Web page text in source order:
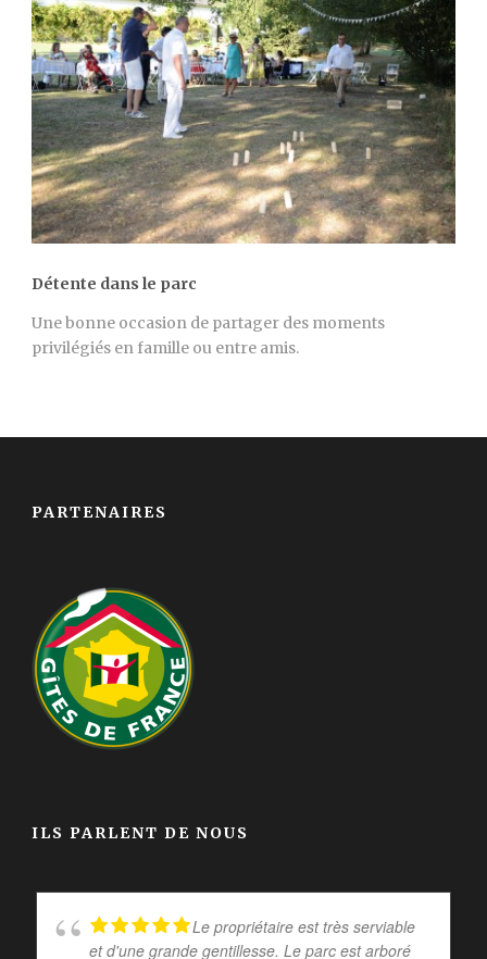
Détente dans le parc
Une bonne occasion de partager des moments
privilégiés en famille ou entre amis.
PARTENAIRES
ILS PARLENT DE NOUS
Le propriétaire est très serviable
et d'une grande gentillesse. Le parc est arboré